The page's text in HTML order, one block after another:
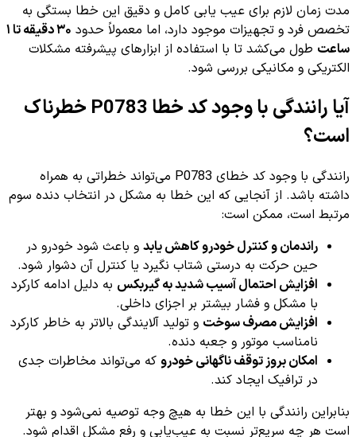
مدت زمان لازم برای عیب یابی کامل و دقیق این خطا بستگی به
تخصص فرد و تجهیزات موجود دارد، اما معمولاً حدود
۳۰ دقیقه تا ۱
ساعت طول می‌کشد تا با استفاده از ابزارهای پیشرفته مشکلات
الکتریکی و مکانیکی بررسی شود.
آیا رانندگی با وجود کد خطا P0783 خطرناک
است؟
رانندگی با وجود کد خطای P0783 می‌تواند خطراتی به همراه
داشته باشد. از آنجایی که این خطا به مشکل در انتخاب دنده سوم
مرتبط است، ممکن است:
راندمان و کنترل خودرو کاهش یابد و باعث شود خودرو در
حین حرکت به درستی شتاب نگیرد یا کنترل آن دشوار شود.
افزایش احتمال آسیب شدید به گیربکس به دلیل ادامه کارکرد
با مشکل و فشار بیشتر بر اجزای داخلی.
افزایش مصرف سوخت و تولید آلایندگی بالاتر به خاطر کارکرد
نامناسب موتور و جعبه دنده.
امکان بروز توقف ناگهانی خودرو که می‌تواند مخاطرات جدی
در ترافیک ایجاد کند.
بنابراین رانندگی با این خطا به هیچ وجه توصیه نمی‌شود و بهتر
است هر چه سریع‌تر نسبت به عیب‌یابی و رفع مشکل اقدام شود.